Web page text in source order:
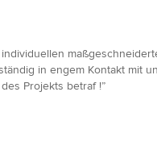
in engem Kontakt mit
Projekts betraf !”